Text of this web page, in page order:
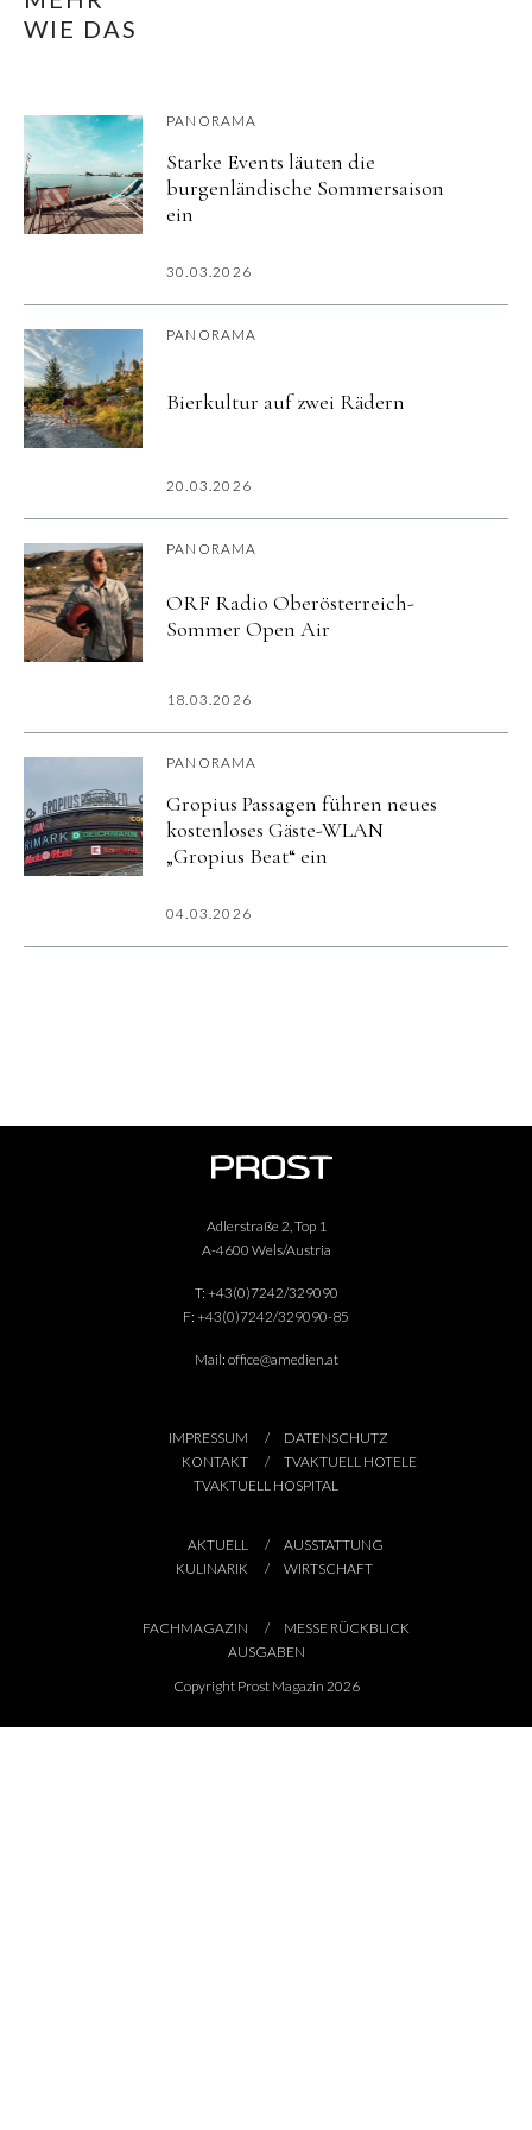
WIE DAS
PANORAMA
Starke Events läuten die
burgenländische Sommersaison
ein
30.03.2026
PANORAMA
Bierkultur auf zwei Rädern
20.03.2026
PANORAMA
ORF Radio Oberösterreich-
Sommer Open Air
18.03.2026
PANORAMA
Gropius Passagen führen neues
kostenloses Gäste-WLAN
„Gropius Beat“ ein
04.03.2026
Adlerstraße 2, Top 1
A-4600 Wels/Austria
T: +43(0)7242/329090
F: +43(0)7242/329090-85
Mail: office@amedien.at
IMPRESSUM
DATENSCHUTZ
KONTAKT
TVAKTUELL HOTELE
TVAKTUELL HOSPITAL
AKTUELL
AUSSTATTUNG
KULINARIK
WIRTSCHAFT
FACHMAGAZIN
MESSE RÜCKBLICK
AUSGABEN
Copyright Prost Magazin 2026